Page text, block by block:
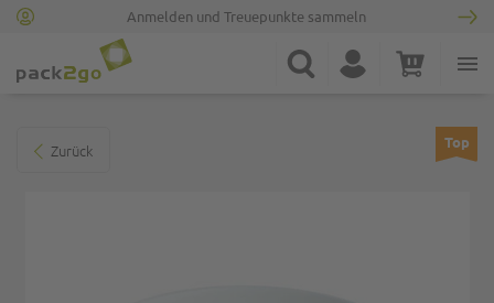
Anmelden und Treuepunkte sammeln
Suche Konto Warenkorb
Zurück Top